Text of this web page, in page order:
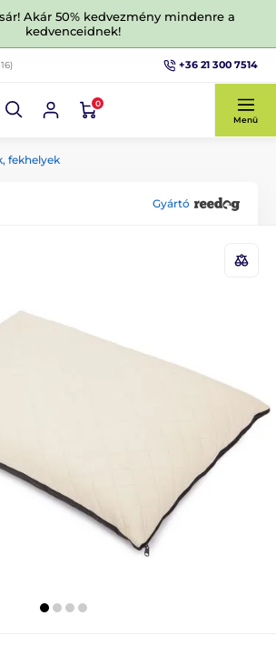
Akár 50% kedvezmény mindenre a
kedvenceidnek!
+36 21 300 7514
0
Menü
fekhelyek
Gyártó